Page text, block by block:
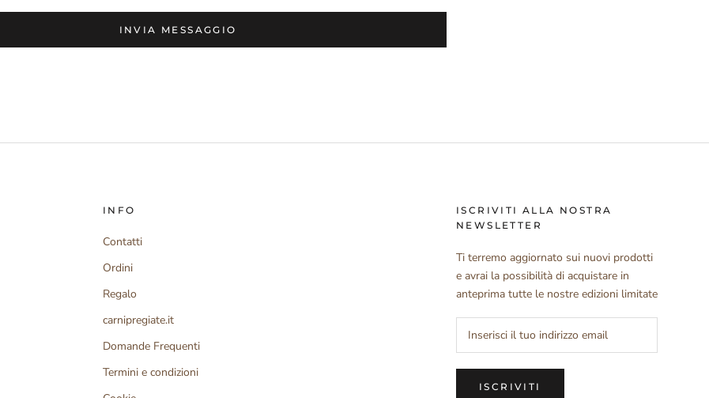
INVIA MESSAGGIO
INFO
Contatti
Ordini
Regalo
carnipregiate.it
Domande Frequenti
Termini e condizioni
ISCRIVITI ALLA NOSTRA
NEWSLETTER
Ti terremo aggiornato sui nuovi prodotti
e avrai la possibilità di acquistare in
anteprima tutte le nostre edizioni limitate
ISCRIVITI